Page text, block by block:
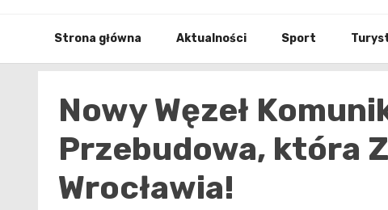
Strona główna Aktualności Sport
Nowy Węzeł
Przebudowa, która
Wrocławia!